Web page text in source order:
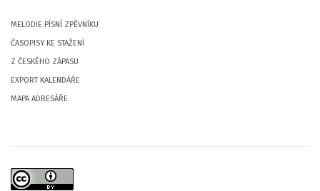
MELODIE PÍSNÍ ZPĚVNÍKU
ČASOPISY KE STAŽENÍ
Z ČESKÉHO ZÁPASU
EXPORT KALENDÁŘE
MAPA ADRESÁŘE